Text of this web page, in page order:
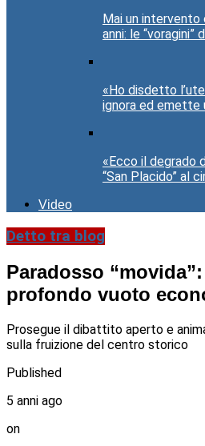
Mai un intervento
anni: le “voragini”
«Ho disdetto
ignora ed emette
«Ecco il degrado
“San Placido” al
Video
Detto tra blog
Paradosso
profondo vuoto
Prosegue il dibattito aperto e
sulla fruizione del centro storico
Published
5 anni ago
on